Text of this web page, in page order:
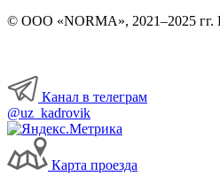
© ООО «NORMA», 2021–2025 гг.
Канал в телеграм
@uz_kadrovik
Карта проезда